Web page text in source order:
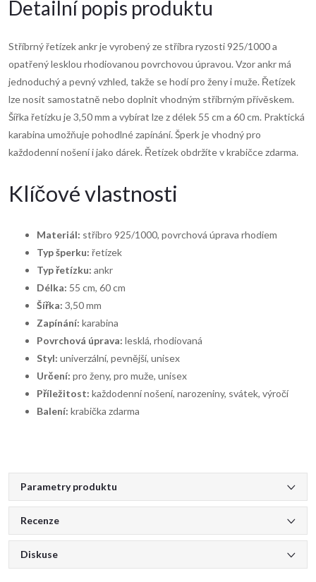
Detailní popis produktu
Stříbrný řetízek ankr je vyrobený ze stříbra ryzosti 925/1000 a
opatřený lesklou rhodiovanou povrchovou úpravou. Vzor ankr má
jednoduchý a pevný vzhled, takže se hodí pro ženy i muže. Řetízek
lze nosit samostatně nebo doplnit vhodným stříbrným přívěskem.
Šířka řetízku je 3,50 mm a vybírat lze z délek 55 cm a 60 cm. Praktická
karabina umožňuje pohodlné zapínání. Šperk je vhodný pro
každodenní nošení i jako dárek. Řetízek obdržíte v krabičce zdarma.
Klíčové vlastnosti
Materiál: stříbro 925/1000, povrchová úprava rhodiem
Typ šperku: řetízek
Typ řetízku: ankr
Délka: 55 cm, 60 cm
Šířka: 3,50 mm
Zapínání: karabina
Povrchová úprava: lesklá, rhodiovaná
Styl: univerzální, pevnější, unisex
Určení: pro ženy, pro muže, unisex
Příležitost: každodenní nošení, narozeniny, svátek, výročí
Balení: krabička zdarma
Parametry produktu
Recenze
Diskuse